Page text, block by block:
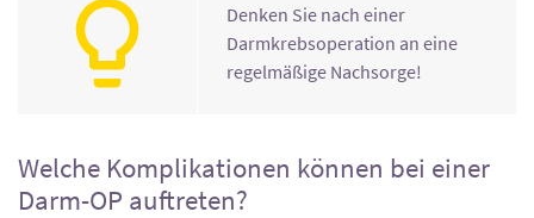
Denken Sie nach einer
Darmkrebsoperation an eine
regelmäßige Nachsorge!
Welche Komplikationen können bei einer
Darm-OP auftreten?